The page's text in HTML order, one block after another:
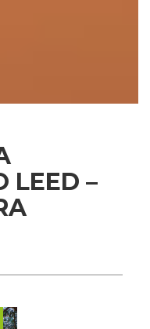
LEED –